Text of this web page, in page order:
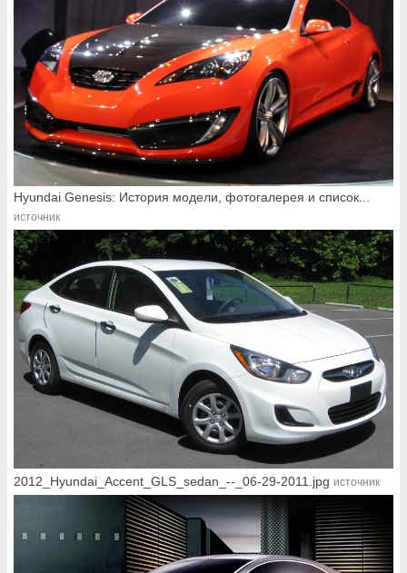
Hyundai Genesis: История модели, фотогалерея и список...
источник
2012_Hyundai_Accent_GLS_sedan_--_06-29-2011.jpg источник